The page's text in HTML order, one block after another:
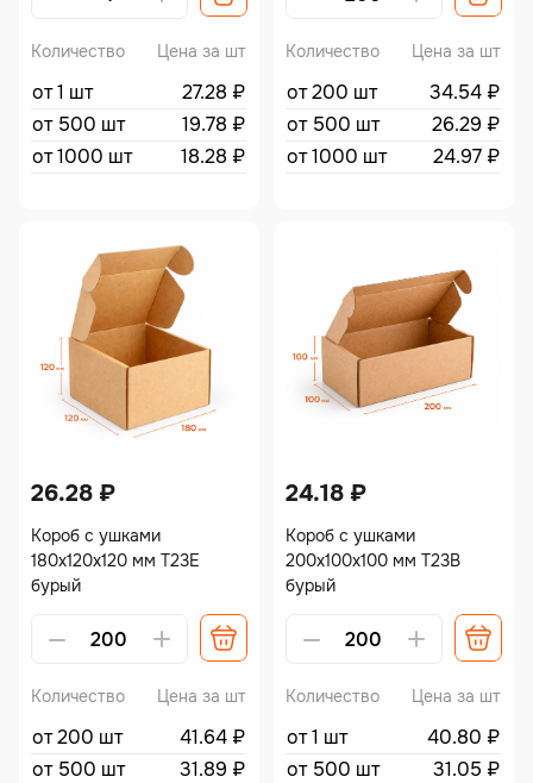
Количество Цена за шт
от 1 шт 27.28 ₽
от 500 шт
19.78 ₽
от 1000 шт
18.28 ₽
Количество Цена за шт
от 200 шт 34.54 ₽
от 500 шт
26.29 ₽
от 1000 шт
24.97 ₽
26.28 ₽
Короб с ушками
180х120х120 мм Т23Е
бурый
Количество Цена за шт
от 200 шт 41.64 ₽
от 500 шт
31.89 ₽
24.18 ₽
Короб с ушками
200х100х100 мм Т23В
бурый
Количество Цена за шт
от 1 шт 40.80 ₽
от 500 шт
31.05 ₽